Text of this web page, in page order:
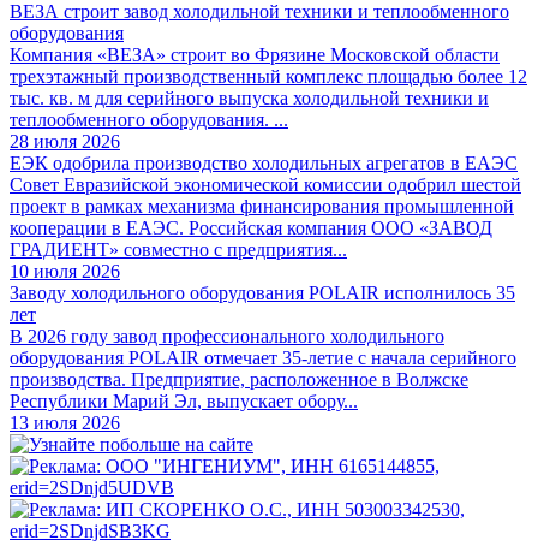
ВЕЗА строит завод холодильной техники и теплообменного
оборудования
Компания «ВЕЗА» строит во Фрязине Московской области
трехэтажный производственный комплекс площадью более 12
тыс. кв. м для серийного выпуска холодильной техники и
теплообменного оборудования. ...
28 июля 2026
ЕЭК одобрила производство холодильных агрегатов в ЕАЭС
Совет Евразийской экономической комиссии одобрил шестой
проект в рамках механизма финансирования промышленной
кооперации в ЕАЭС. Российская компания ООО «ЗАВОД
ГРАДИЕНТ» совместно с предприятия...
10 июля 2026
Заводу холодильного оборудования POLAIR исполнилось 35
лет
В 2026 году завод профессионального холодильного
оборудования POLAIR отмечает 35-летие с начала серийного
производства. Предприятие, расположенное в Волжске
Республики Марий Эл, выпускает обору...
13 июля 2026